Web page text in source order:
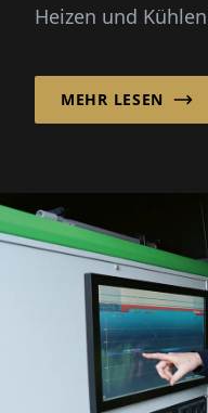
Heizen und
MEHR LESEN